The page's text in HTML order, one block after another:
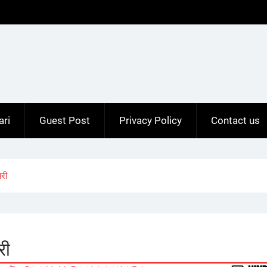
Guest Post Privacy Policy Contact us